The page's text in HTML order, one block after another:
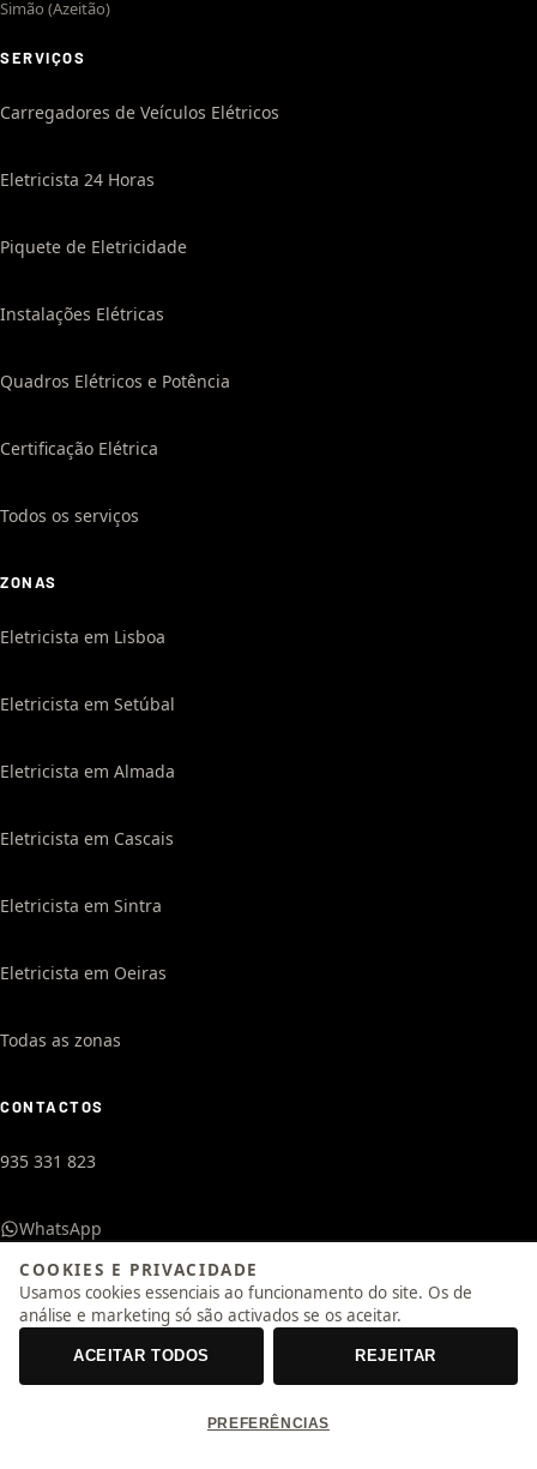
Simão (Azeitão)
SERVIÇOS
Carregadores de Veículos Elétricos
Eletricista 24 Horas
Piquete de Eletricidade
Instalações Elétricas
Quadros Elétricos e Potência
Certificação Elétrica
Todos os serviços
ZONAS
Eletricista em Lisboa
Eletricista em Setúbal
Eletricista em Almada
Eletricista em Cascais
Eletricista em Sintra
Eletricista em Oeiras
Todas as zonas
CONTACTOS
935 331 823
WhatsApp
geral@otimizeeletrica.pt
24 Horas / 7 Dias
© 2026 Otimize Eletrica, Unipessoal Lda. Todos os direitos reservados.
COOKIES E PRIVACIDADE
Usamos cookies essenciais ao funcionamento do site. Os de
análise e marketing só são activados se os aceitar.
ACEITAR TODOS REJEITAR
PREFERÊNCIAS